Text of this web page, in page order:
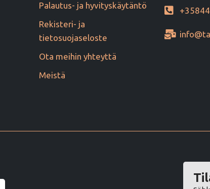
Palautus- ja hyvityskäytäntö
Rekisteri- ja
tietosuojaseloste
Ota meihin yhteyttä
Meistä